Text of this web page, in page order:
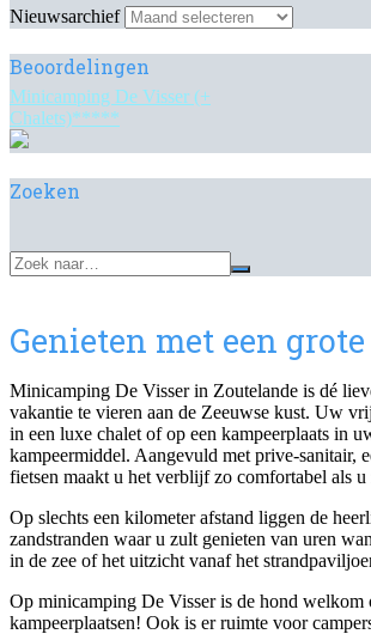
Nieuwsarchief
Beoordelingen
Minicamping De Visser (+
Chalets)*****
Zoeken
Genieten met een grote
Minicamping De Visser in Zoutelande is dé
vakantie te vieren aan de Zeeuwse kust. Uw
in een luxe chalet of op een kampeerplaats in
kampeermiddel. Aangevuld met prive-sanitair,
fietsen maakt u het verblijf zo comfortabel als u
Op slechts een kilometer afstand liggen de
zandstranden waar u zult genieten van uren
in de zee of het uitzicht vanaf het
Op minicamping De Visser is de hond welkom
kampeerplaatsen! Ook is er ruimte voor